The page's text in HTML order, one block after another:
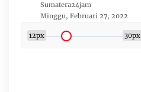
Sumatera24jam
Minggu, Februari 27, 2022
12px 30px